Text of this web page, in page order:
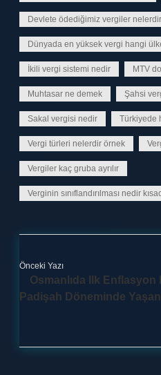
Devlete ödediğimiz vergiler nelerdir
Dünyada en yüksek vergi hangi
İkili vergi sistemi nedir MTV
Muhtasar ne demek Şahsi
Sakal vergisi nedir Türkiyede
Vergi türleri nelerdir örnek
Vergiler kaç gruba ayrılır
Verginin sınıflandırılması nedir
Önceki Yazı
Osmanlıda Ilk Enflasyon
Padişah Döneminde